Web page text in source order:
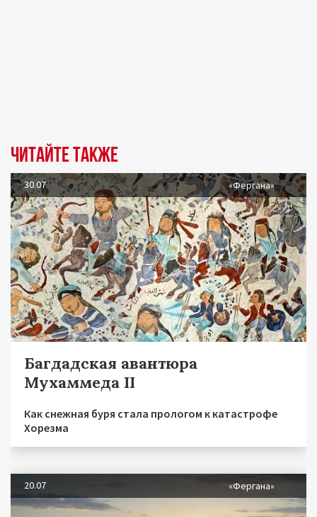
Читайте также
30.07 «Фергана»
Багдадская авантюра
Мухаммеда II
Как снежная буря стала прологом к катастрофе
Хорезма
20.07 «Фергана»